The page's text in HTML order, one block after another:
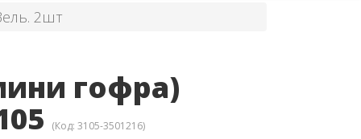
2шт
гофра)
(Код:3105-3501216)